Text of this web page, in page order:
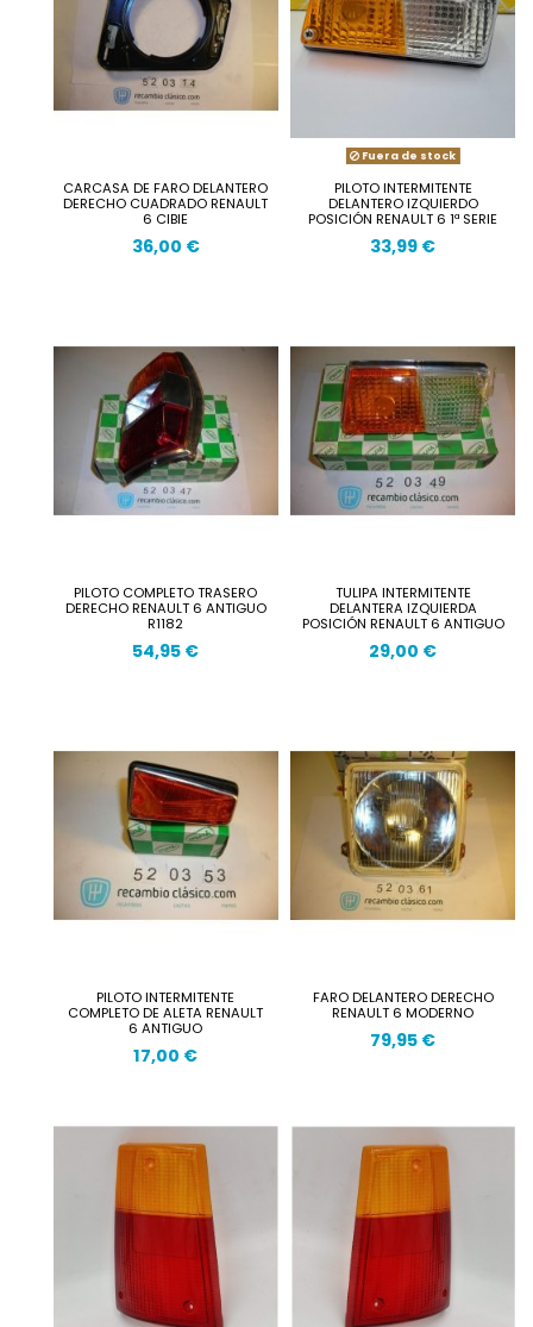
CARCASA DE FARO DELANTERO
DERECHO CUADRADO RENAULT
6 CIBIE
36,00 €
Fuera de stock
PILOTO INTERMITENTE
DELANTERO IZQUIERDO
POSICIÓN RENAULT 6 1ª SERIE
33,99 €
PILOTO COMPLETO TRASERO
DERECHO RENAULT 6 ANTIGUO
R1182
54,95 €
TULIPA INTERMITENTE
DELANTERA IZQUIERDA
POSICIÓN RENAULT 6 ANTIGUO
29,00 €
PILOTO INTERMITENTE
COMPLETO DE ALETA RENAULT
6 ANTIGUO
17,00 €
FARO DELANTERO DERECHO
RENAULT 6 MODERNO
79,95 €